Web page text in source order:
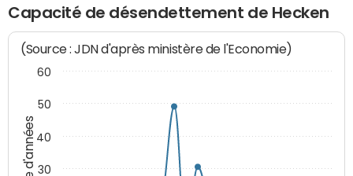
Capacité de désendettement de Hecken
(Source : JDN d'après ministère de l'Economie)
30
40
50
60